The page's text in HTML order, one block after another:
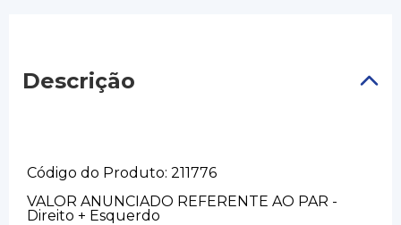
Descrição
Código do Produto: 211776
VALOR ANUNCIADO REFERENTE AO PAR -
Direito + Esquerdo